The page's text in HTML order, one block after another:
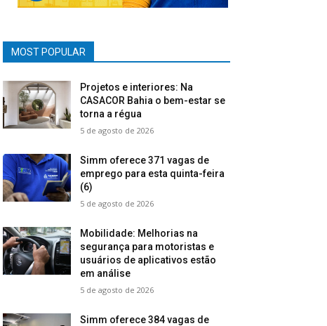
MOST POPULAR
Projetos e interiores: Na
CASACOR Bahia o bem-estar se
torna a régua
5 de agosto de 2026
Simm oferece 371 vagas de
emprego para esta quinta-feira
(6)
5 de agosto de 2026
Mobilidade: Melhorias na
segurança para motoristas e
usuários de aplicativos estão
em análise
5 de agosto de 2026
Simm oferece 384 vagas de